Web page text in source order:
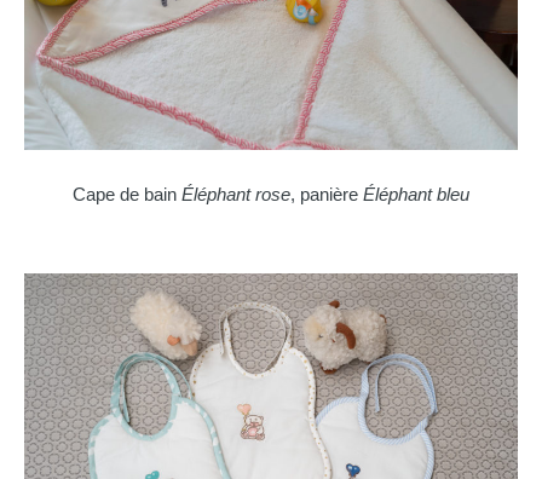
Cape de bain Éléphant rose, panière Éléphant bleu